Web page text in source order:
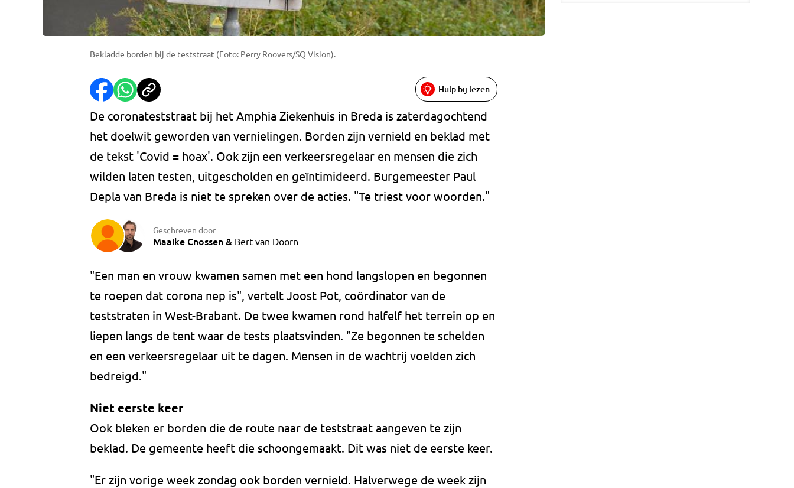
Bekladde borden bij de teststraat (Foto: Perry Roovers/SQ Vision).
Hulp bij lezen
De coronateststraat bij het Amphia Ziekenhuis in Breda is zaterdagochtend
het doelwit geworden van vernielingen. Borden zijn vernield en beklad met
de tekst 'Covid = hoax'. Ook zijn een verkeersregelaar en mensen die zich
wilden laten testen, uitgescholden en geïntimideerd. Burgemeester Paul
Depla van Breda is niet te spreken over de acties. "Te triest voor woorden."
Geschreven door
Maaike Cnossen& Bert van Doorn
"Een man en vrouw kwamen samen met een hond langslopen en begonnen
te roepen dat corona nep is", vertelt Joost Pot, coördinator van de
teststraten in West-Brabant. De twee kwamen rond halfelf het terrein op en
liepen langs de tent waar de tests plaatsvinden. "Ze begonnen te schelden
en een verkeersregelaar uit te dagen. Mensen in de wachtrij voelden zich
bedreigd."
Niet eerste keer
Ook bleken er borden die de route naar de teststraat aangeven te zijn
beklad. De gemeente heeft die schoongemaakt. Dit was niet de eerste keer.
"Er zijn vorige week zondag ook borden vernield. Halverwege de week zijn